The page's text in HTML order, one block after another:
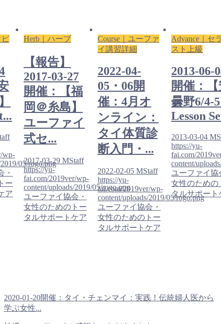
ピ
wp-
05/rogo.png
・
ー
ア
Herb｜ハーブ
【報告】
2017-03-27
開催：【福
岡＠糸島】
ユーファイ
式セ...
2017-03-29 MStaff
https://yu-
fai.com/2019ver/wp-
content/uploads/2019/05/rogo.png
ユーファイ協会・
女性のためのトー
タルサポートケア
Course｜ユーファ
イ講習詳細
2022-04-
05・06開
催：4月オ
ンライン：
タイ体質診
断入門・...
2022-02-05 MStaff
https://yu-
fai.com/2019ver/wp-
content/uploads/2019/05/rogo.png
ユーファイ協会・
女性のためのトー
タルサポートケア
Advance｜セ
スト上級
2013-06-
開催：
曇野6/4-
Lesson
2013-03-04
https://yu-
fai.com/
content/
ユーファイ協
女性のための
タルサポート
2020-01-20開催：タイ・チェンマイ：実践！伝統婦人医から
学ぶ女性...